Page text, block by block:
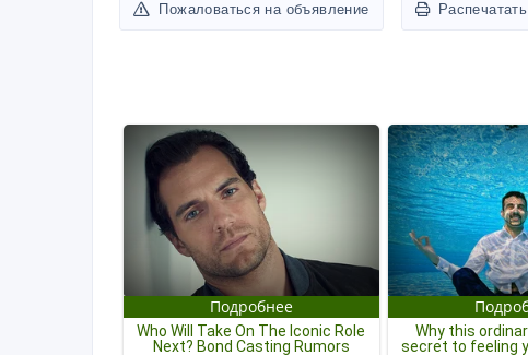
Пожаловаться на объявление Распечатать